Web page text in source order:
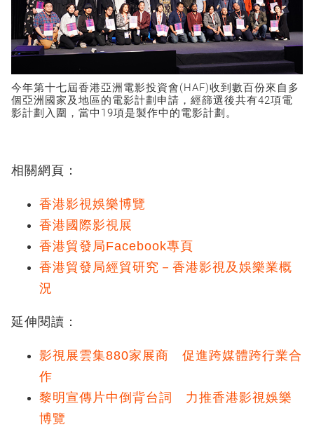
今年第十七屆香港亞洲電影投資會(HAF)收到數百份來自多
個亞洲國家及地區的電影計劃申請，經篩選後共有42項電
影計劃入圍，當中19項是製作中的電影計劃。
相關網頁：
香港影視娛樂博覽
香港國際影視展
香港貿發局Facebook專頁
香港貿發局經貿研究－香港影視及娛樂業概
況
延伸閱讀：
影視展雲集880家展商 促進跨媒體跨行業合
作
黎明宣傳片中倒背台詞 力推香港影視娛樂
博覽